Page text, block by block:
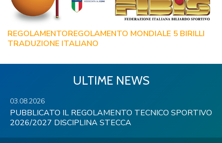
REGOLAMENTOREGOLAMENTO MONDIALE 5 BIRILLI
TRADUZIONE ITALIANO
ULTIME NEWS
03.08.2026
PUBBLICATO IL REGOLAMENTO TECNICO SPORTIVO
2026/2027 DISCIPLINA STECCA